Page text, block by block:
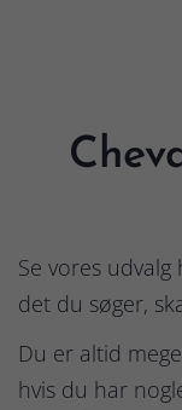
Se vores
det du søger,
Du er altid
hvis du har